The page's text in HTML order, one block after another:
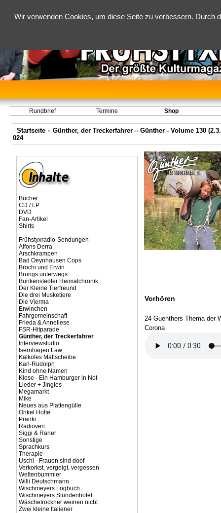
Wir verwenden Cookies, um diese Seite zu verbessern.
Rundbrief Termine Shop
Startseite» Günther, der Treckerfahrer» Günther - Volume 130
024
Bücher
CD / LP
DVD
Fan-Artikel
Shirts
Frühstyxradio-Sendungen
Alfons Derra
Arschkrampen
Bad Oeynhausen Cops
Brochi und Erwin
Brungs unterwegs
Bunkenstedter Heimatchronik
Der Kleine Tierfreund
Die drei Musketiere
Die Vierma
Erwinchen
Fahrgemeinschaft
Frieda & Anneliese
FSR-Hitparade
Günther, der Treckerfahrer
Interviewstudio
Isernhagen Law
Kalkofes Mattscheibe
Karl-Rudolph
Kind ohne Namen
Klose - Ein Hamburger in Not
Lieder + Jingles
Megamarkt
Mike
Neues aus Plattengülle
Onkel Hotte
Pränki
Radioven
Siggi & Raner
Sonstige
Sprachkurs
Therapie
Uschi - Frauen sind doof
Verkorkst, vergeigt, vergessen
Weltenbummler
Willi Deutschmann
Wischmeyers Logbuch
Wischmeyers Stundenhotel
Wäschetrockner weinen nicht
Zwei kleine Italiener
Vorhören
24 Guenthers Thema der
Corona